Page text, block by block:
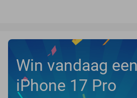
Win vandaag
iPhone 17 Pro